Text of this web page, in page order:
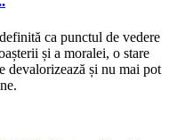
ca punctul de vedere
și a moralei, o stare
devalorizează și nu mai pot